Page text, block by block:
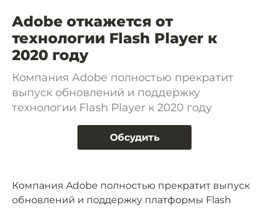
Adobe откажется от
технологии Flash Player к
2020 году
Компания Adobe полностью прекратит
выпуск обновлений и поддержку
технологии Flash Player к 2020 году
Обсудить
Компания Adobe полностью прекратит выпуск
обновлений и поддержку платформы Flash